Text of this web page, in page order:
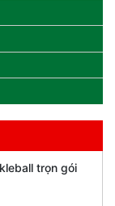
trọn gói